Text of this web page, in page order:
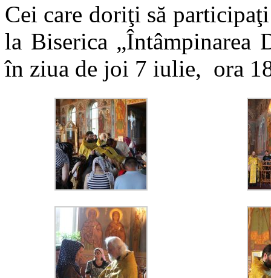
Cei care doriţi să
la Biserica „Întâmpinarea
în ziua de joi 7 iulie, ora